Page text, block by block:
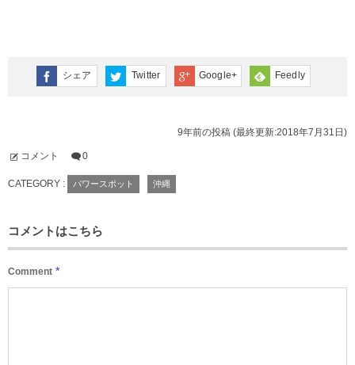
シェア Twitter Google+ Feedly
9年前の投稿 (最終更新:2018年7月31日)
コメント 0
CATEGORY : パワースポット 沖縄
コメントはこちら
Comment *